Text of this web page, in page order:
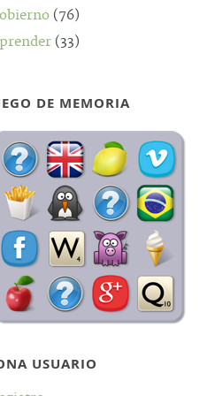
(76)
(33)
DE MEMORIA
USUARIO